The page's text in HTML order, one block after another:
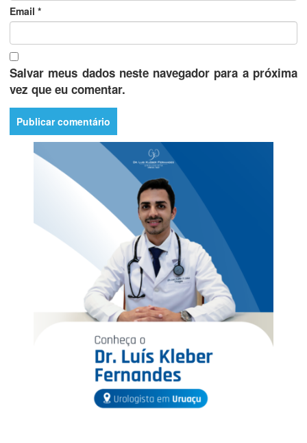
Email *
Salvar meus dados neste navegador para a próxima
vez que eu comentar.